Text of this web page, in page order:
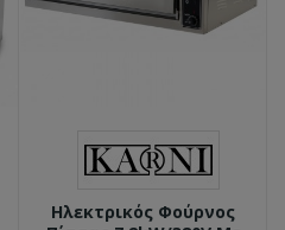
Ηλεκτρικός Φούρνος